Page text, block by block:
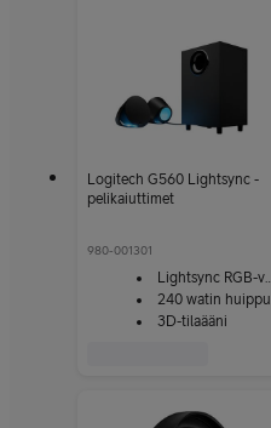
Logitech G560 Lightsync -
pelikaiuttimet
980-001301
Lightsync RGB-valaistus
240 watin huipputeho
3D-tilaääni